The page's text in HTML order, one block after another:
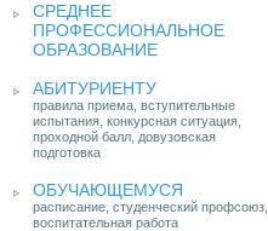
СРЕДНЕЕ
ПРОФЕССИОНАЛЬНОЕ
ОБРАЗОВАНИЕ
АБИТУРИЕНТУ
правила приема, вступительные
испытания, конкурсная ситуация,
проходной балл, довузовская
подготовка
ОБУЧАЮЩЕМУСЯ
расписание, студенческий профсоюз,
воспитательная работа